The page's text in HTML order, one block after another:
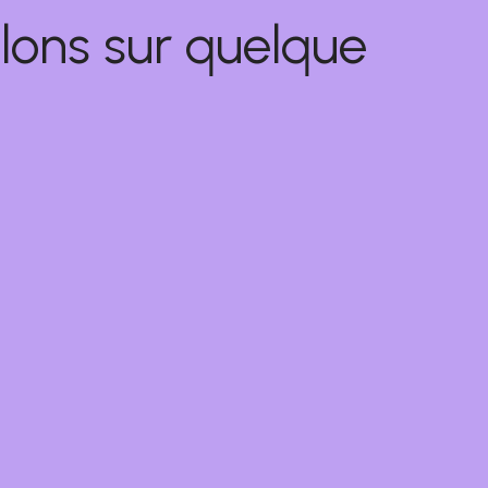
sur quelque